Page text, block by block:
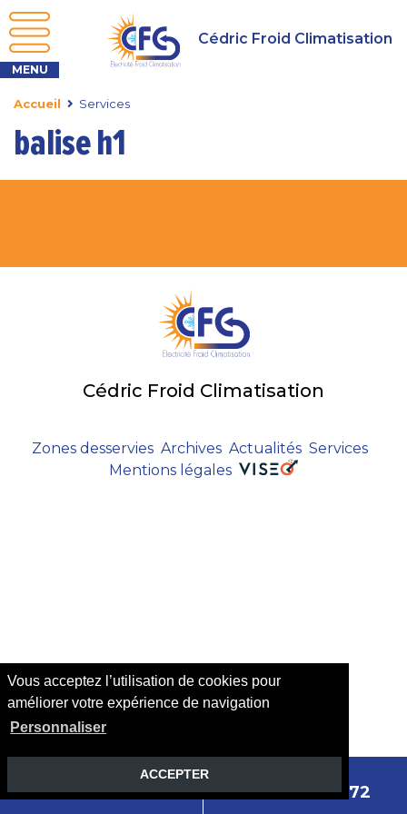
Vous acceptez l’utilisation de cookies pour
améliorer votre expérience de navigation
Personnaliser
ACCEPTER
Nous contacter 04 82 29 87 72
Cédric Froid Climatisation
Accueil Services
balise h1
Cédric Froid Climatisation
Zones desservies Archives Actualités Services
Mentions légales